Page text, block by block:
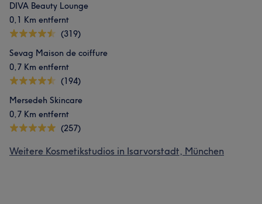
DIVA Beauty Lounge
0,1 Km entfernt
(319)
Sevag Maison de coiffure
0,7 Km entfernt
(194)
Mersedeh Skincare
0,7 Km entfernt
(257)
Weitere Kosmetikstudios in Isarvorstadt, München